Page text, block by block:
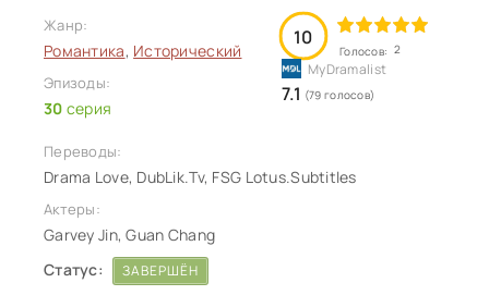
Жанр:
Романтика, Исторический
Эпизоды:
30 серия
10
Голосов: 2
7.1 (79 голосов)
Переводы:
Drama Love, DubLik.Tv, FSG Lotus.Subtitles
Актеры:
Garvey Jin, Guan Chang
Статус:
ЗАВЕРШЁН